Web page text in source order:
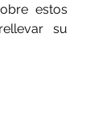
estos
su